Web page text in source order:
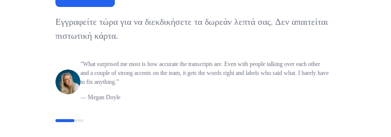
Εγγραφείτε τώρα για να διεκδικήσετε τα δωρεάν λεπτά σας. Δεν απαιτείται
πιστωτική κάρτα.
“What surprised me most is how accurate the transcripts are. Even with people talking over each other
and a couple of strong accents on the team, it gets the words right and labels who said what. I barely have
to fix anything.”
— Megan Doyle